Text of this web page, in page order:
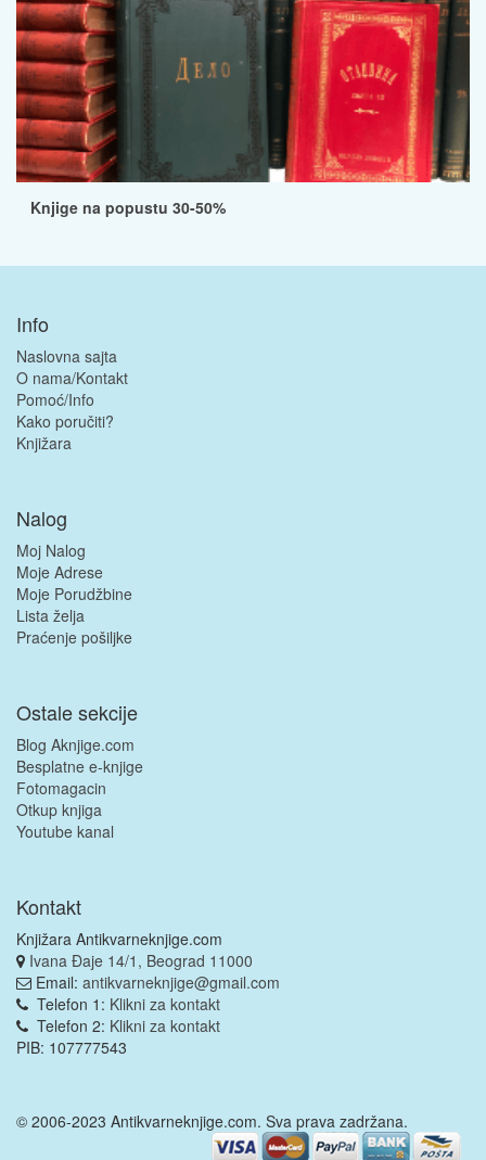
Knjige na popustu 30-50%
Info
Naslovna sajta
O nama/Kontakt
Pomoć/Info
Kako poručiti?
Knjižara
Nalog
Moj Nalog
Moje Adrese
Moje Porudžbine
Lista želja
Praćenje pošiljke
Ostale sekcije
Blog Aknjige.com
Besplatne e-knjige
Fotomagacin
Otkup knjiga
Youtube kanal
Kontakt
Knjižara Antikvarneknjige.com
Ivana Đaje 14/1, Beograd 11000
Email: antikvarneknjige@gmail.com
Telefon 1: Klikni za kontakt
Telefon 2: Klikni za kontakt
PIB: 107777543
© 2006-2023 Antikvarneknjige.com. Sva prava zadržana.